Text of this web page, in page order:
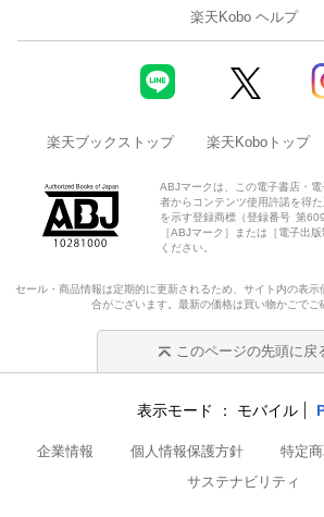
楽天Kobo ヘルプ
楽天ブックストップ 楽天Koboトップ
ABJマークは、この電子書店・
者からコンテンツ使用許諾を得
を示す登録商標（登録番号 第
［ABJマーク］または［電子出
ください。
セール・商品情報は定期的に更新されるため、サイト内の表
合がございます。最新の価格は買い物かごでご
このページの先頭に戻
表示モード モバイル
企業情報 個人情報保護方針
特定
サステナビリティ